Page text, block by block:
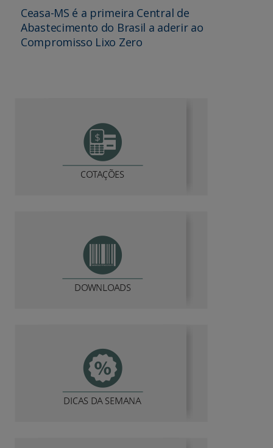
Ceasa-MS é a primeira Central de
Abastecimento do Brasil a aderir ao
Compromisso Lixo Zero